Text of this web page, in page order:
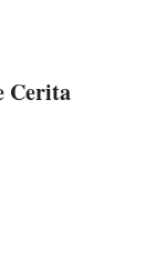
Cerita